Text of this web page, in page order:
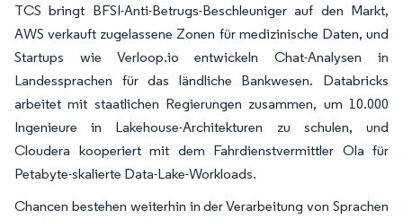
TCS bringt BFSI-Anti-Betrugs-Beschleuniger auf den Markt,
AWS verkauft zugelassene Zonen für medizinische Daten, und
Startups wie Verloop.io entwickeln Chat-Analysen in
Landessprachen für das ländliche Bankwesen. Databricks
arbeitet mit staatlichen Regierungen zusammen, um 10.000
Ingenieure in Lakehouse-Architekturen zu schulen, und
Cloudera kooperiert mit dem Fahrdienstvermittler Ola für
Petabyte-skalierte Data-Lake-Workloads.
Chancen bestehen weiterhin in der Verarbeitung von Sprachen